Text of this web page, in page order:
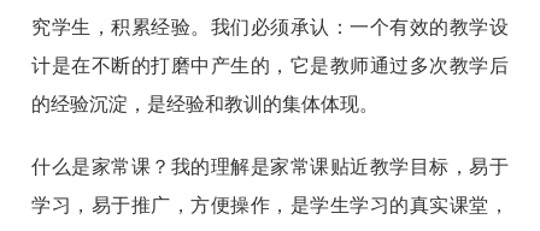
究学生，积累经验。我们必须承认：一个有效的教学设
计是在不断的打磨中产生的，它是教师通过多次教学后
的经验沉淀，是经验和教训的集体体现。
什么是家常课？我的理解是家常课贴近教学目标，易于
学习，易于推广，方便操作，是学生学习的真实课堂，